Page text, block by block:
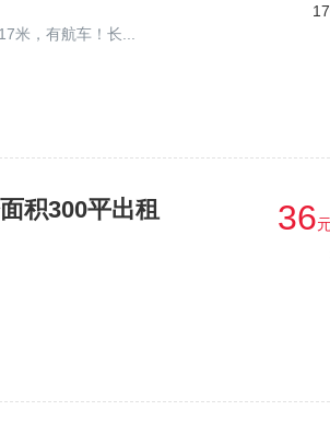
米，有航车！长...
积300平出租 36